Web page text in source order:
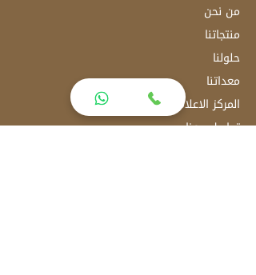
من نحن
منتجاتنا
حلولنا
معداتنا
المركز الاعلامي
تواصل معنا